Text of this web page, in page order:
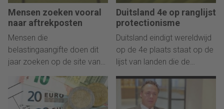
Mensen zoeken vooral
naar aftrekposten
Mensen die
belastingaangifte doen dit
jaar zoeken op de site van
de Belastingdienst vooral
naar informatie over
aftrekposten, zoals zorg- en
Duitsland 4e op ranglijst
protectionisme
Duitsland eindigt wereldwijd
op de 4e plaats staat op de
lijst van landen die de
meeste protectionistische
maatregelen hanteren. 4e
na de VS, India en Rusland.